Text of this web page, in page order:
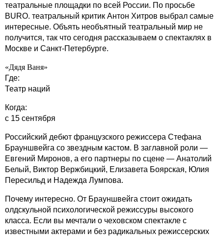
театральные площадки по всей России. По просьбе
BURO. театральный критик Антон Хитров выбрал самые
интересные. Объять необъятный театральный мир не
получится, так что сегодня рассказываем о спектаклях в
Москве и Санкт-Петербурге.
«Дядя Ваня»
Где:
Театр наций
Когда:
с 15 сентября
Российский дебют французского режиссера Стефана
Брауншвейга со звездным кастом. В заглавной роли —
Евгений Миронов, а его партнеры по сцене — Анатолий
Белый, Виктор Вержбицкий, Елизавета Боярская, Юлия
Пересильд и Надежда Лумпова.
Почему интересно. От Брауншвейга стоит ожидать
олдскульной психологической режиссуры высокого
класса. Если вы мечтали о чеховском спектакле с
известными актерами и без радикальных режиссерских